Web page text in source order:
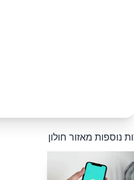
נוספות מאזור חולון